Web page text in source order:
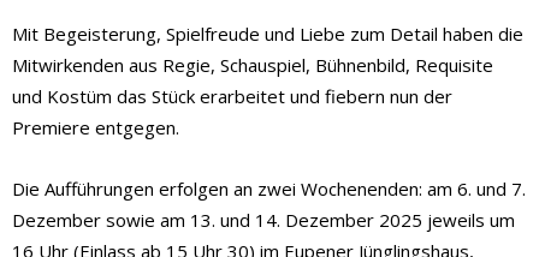
Mit Begeisterung, Spielfreude und Liebe zum Detail haben die
Mitwirkenden aus Regie, Schauspiel, Bühnenbild, Requisite
und Kostüm das Stück erarbeitet und fiebern nun der
Premiere entgegen.
Die Aufführungen erfolgen an zwei Wochenenden: am 6. und 7.
Dezember sowie am 13. und 14. Dezember 2025 jeweils um
16 Uhr (Einlass ab 15 Uhr 30) im Eupener Jünglingshaus,